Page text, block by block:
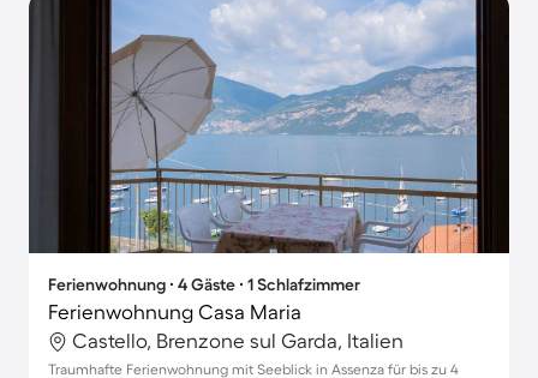
Ferienwohnung ∙ 4 Gäste ∙ 1 Schlafzimmer
Ferienwohnung Casa Maria
Castello, Brenzone sul Garda, Italien
Traumhafte Ferienwohnung mit Seeblick in Assenza für bis zu 4